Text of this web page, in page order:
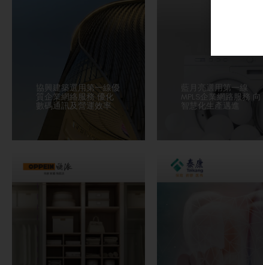
協興建築選用第一線優
質企業網絡服務 優化
數碼通訊及營運效率
藍月亮選用第一線
MPLS企業網路服務 向
智慧化生產邁進